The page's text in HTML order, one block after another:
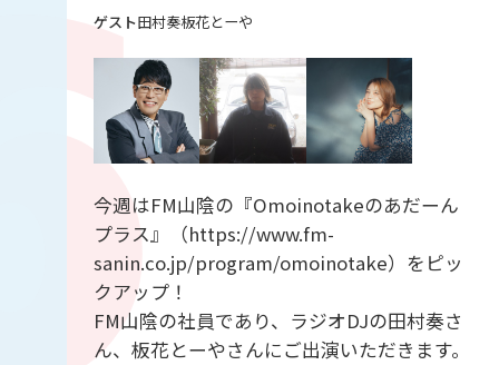
田村奏板花とーや
今週はFM山陰の『Omoinotakeのあだーん
プラス』（https://www.fm-
sanin.co.jp/program/omoinotake）をピッ
クアップ！
FM山陰の社員であり、ラジオDJの田村奏さ
ん、板花とーやさんにご出演いただきます。